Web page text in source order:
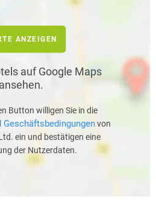
ANZEIGEN
auf Google Maps
ansehen.
Button willigen Sie in die
Geschäftsbedingungenvon
ein und bestätigen eine
der Nutzerdaten.